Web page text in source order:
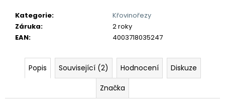
Kategorie:
Křovinořezy
Záruka:
2 roky
EAN: 4003718035247
Popis Související (2) Hodnocení
Diskuze
Značka
u
e